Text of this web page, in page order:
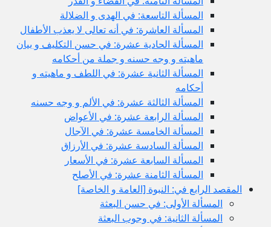
المسألة التاسعة: في الهدى و الضلالة
المسألة العاشرة: في أنه تعالى لا يعذب الأطفال
المسألة الحادية عشرة: في حسن التكليف و بيان
ماهيته و وجه حسنه و جملة من أحكامه
المسألة الثانية عشرة: في اللطف و ماهيته و
أحكامه
المسألة الثالثة عشرة: في الألم و وجه حسنه
المسألة الرابعة عشرة: في الأعواض
المسألة الخامسة عشرة: في الآجال
المسألة السادسة عشرة: في الأرزاق
المسألة السابعة عشرة: في الأسعار
المسألة الثامنة عشرة: في الأصلح
المقصد الرابع في: النبوة [العامة و الخاصة]
المسألة الأولى: في حسن البعثة
المسألة الثانية: في وجوب البعثة